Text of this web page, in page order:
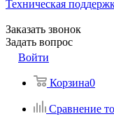
Техническая
Заказать звонок
Задать вопрос
Войти
Корзина0
Сравнение